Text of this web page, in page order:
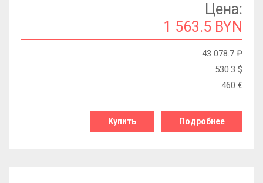
Цена:
1 563.5 BYN
43 078.7 ₽
530.3 $
460 €
Купить Подробнее